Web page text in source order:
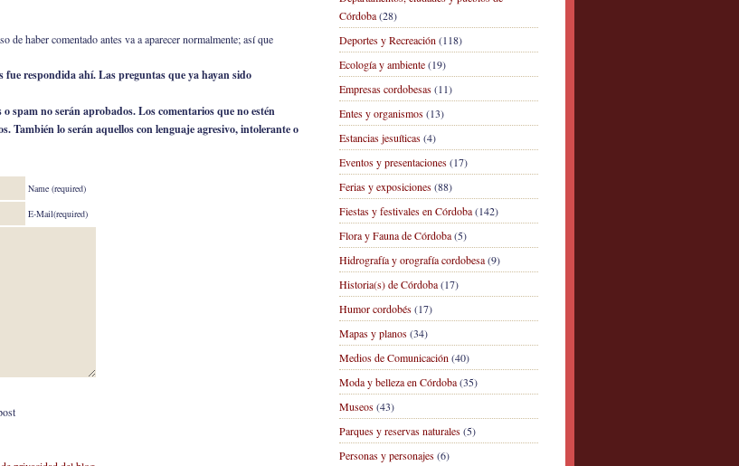
Córdoba(28)
Deportes y Recreación (118)
Ecología y ambiente(19)
Empresas cordobesas(11)
Entes y organismos(13)
Estancias jesuíticas(4)
Eventos y presentaciones(17)
Ferias y exposiciones(88)
Fiestas y festivales en Córdoba(142)
Flora y Fauna de Córdoba(5)
Hidrografía y orografía cordobesa(9)
Historia(s) de Córdoba(17)
Humor cordobés(17)
Mapas y planos(34)
Medios de Comunicación (40)
Moda y belleza en Córdoba(35)
Museos(43)
Parques y reservas naturales(5)
Personas y personajes(6)
de haber comentado antes va a aparecer normalmente; así que
respondida ahí. Las preguntas que ya hayan sido
spam no serán aprobados. Los comentarios que no estén
También lo serán aquellos con lenguaje agresivo, intolerante o
Name (required)
E-Mail(required)